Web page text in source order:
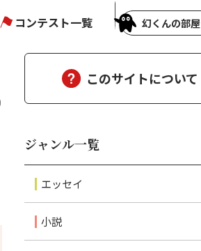
コンテスト一覧 幻くんの部屋
このサイトについて
ジャンル一覧
エッセイ
小説